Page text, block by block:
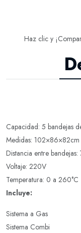
Haz clic y
Capacidad: 5 bandejas
Medidas: 102×86×82cm
Distancia entre bandejas:
Voltaje: 220V
Temperatura: 0 a 260°C
Incluye:
Sistema a Gas
Sistema Combi